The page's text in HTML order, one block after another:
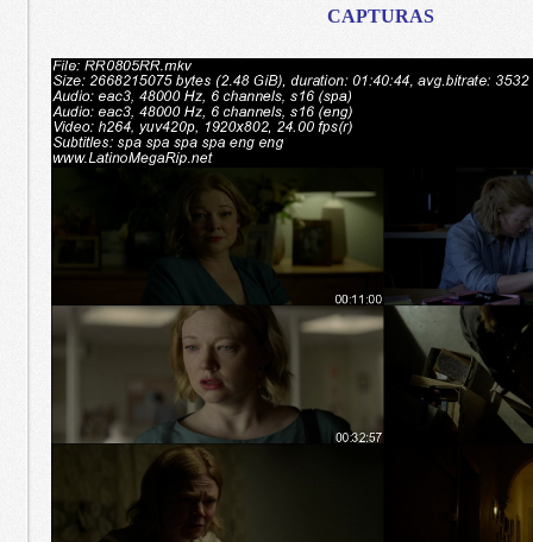
CAPTURAS